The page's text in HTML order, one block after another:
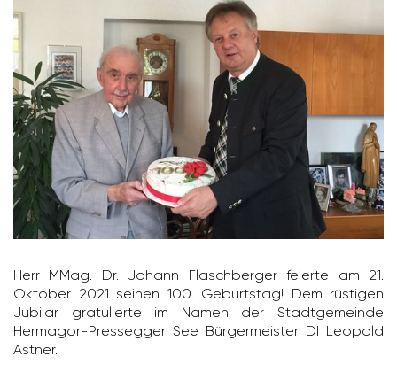
Herr MMag. Dr. Johann Flasch­berger feierte am 21.
Oktober 2021 seinen 100. Geburtstag! Dem rüstigen
Jubilar gratu­lierte im Namen der Stadt­ge­meinde
Hermagor-Pres­segger See Bürger­meister DI Leopold
Astner.